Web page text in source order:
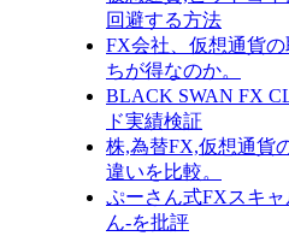
回避する方法
FX会社、仮想通貨
ちが得なのか。
BLACK SWAN FX
ド実績検証
株,為替FX,仮想通貨
違いを比較。
ぷーさん式FXスキ
ん-を批評